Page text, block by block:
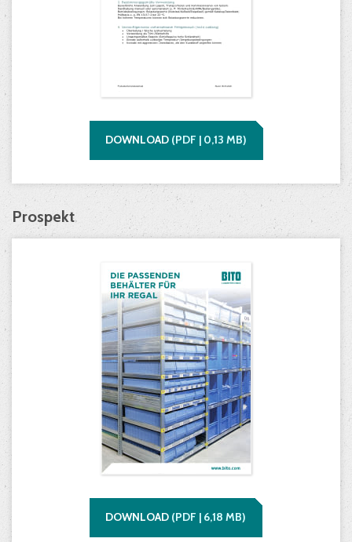
DOWNLOAD (PDF | 0,13 MB)
Prospekt
DOWNLOAD (PDF | 6,18 MB)